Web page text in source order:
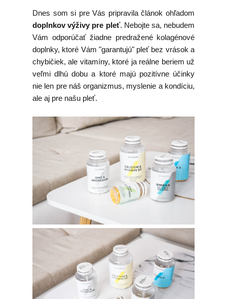
Dnes som si pre Vás pripravila článok ohľadom
doplnkov výživy pre pleť. Nebojte sa, nebudem
Vám odporúčať žiadne predražené kolagénové
doplnky, ktoré Vám "garantujú" pleť bez vrások a
chybičiek, ale vitamíny, ktoré ja reálne beriem už
veľmi dlhú dobu a ktoré majú pozitívne účinky
nie len pre náš organizmus, myslenie a kondíciu,
ale aj pre našu pleť.